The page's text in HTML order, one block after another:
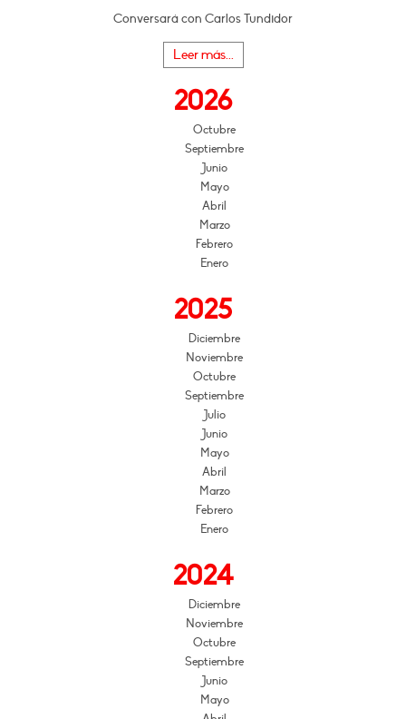
Conversará con Carlos Tundidor
Leer más...
2026
Octubre
Septiembre
Junio
Mayo
Abril
Marzo
Febrero
Enero
2025
Diciembre
Noviembre
Octubre
Septiembre
Julio
Junio
Mayo
Abril
Marzo
Febrero
Enero
2024
Diciembre
Noviembre
Octubre
Septiembre
Junio
Mayo